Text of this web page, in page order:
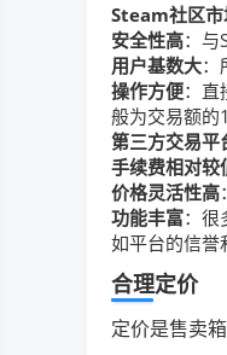
Steam社区市
安全性高：与
用户基数大：
操作方便：直
般为交易额的
第三方交易平
手续费相对较
价格灵活性高
功能丰富：很
如平台的信誉
合理定价
定价是售卖